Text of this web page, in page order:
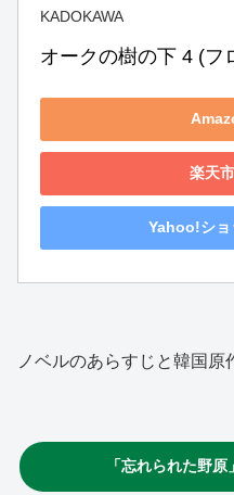
KADOKAWA
オークの樹の下 4 (フ
楽天
Yahoo!ショ
ノベルのあらすじと韓国原
「忘れられた野